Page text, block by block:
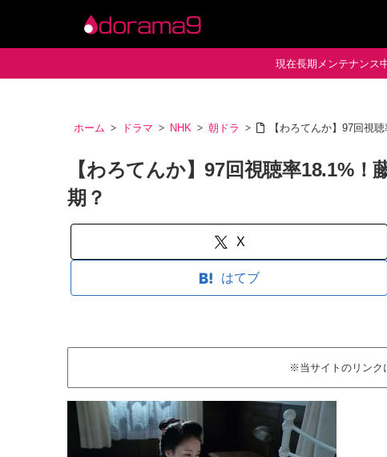
現在長期メンテナンス
ホーム ドラマ NHK 朝ドラ 【わろてんか】97回視
【わろてんか】97回視聴率18.1%
期？
X
はてブ
※当サイトのリンク